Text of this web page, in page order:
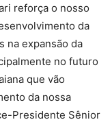
reforça o nosso
da
na expansão da
no futuro
que vão
da nossa
Presidente Sênior